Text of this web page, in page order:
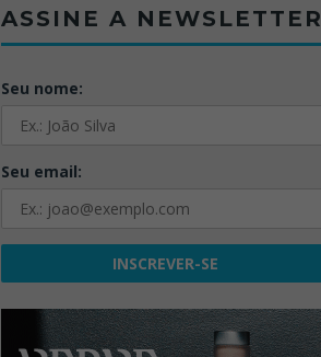
ASSINE A NEWSLETTER
Seu nome:
Seu email: